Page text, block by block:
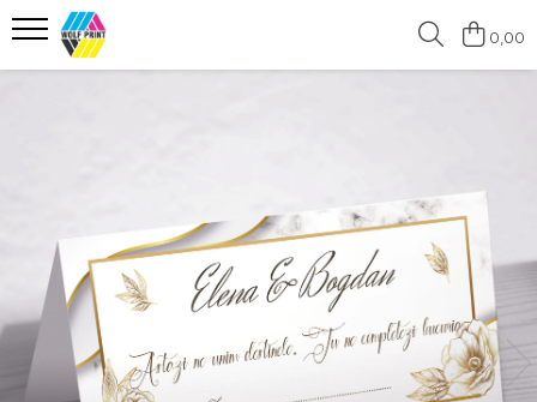
Produse Categorii
Stickere personalizate printate
si decupate
Stickere copii
Stickere educationale
Stickere decorative
Stickere personalizate
0,00